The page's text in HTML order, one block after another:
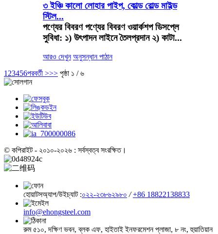
৩ ইঞ্চি কালো লোহার পাইপ, কোল্ড রোল্ড মাইল্ড
স্টিল...
পণ্যের বিবরণ পণ্যের বিবরণ ওয়ার্কশপ ডিসপ্লে
সুবিধা: ১) উৎপাদন লাইনে তৈলপ্রদান ২) কাটা...
আরও দেখুন অনুসন্ধান পাঠান
1 23456পরবর্তী >>> পৃষ্ঠা ১ / ৬
© কপিরাইট - ২০১০-২০২৬ : সর্বস্বত্ব সংরক্ষিত।
হোয়াটসঅ্যাপ/উইচ্যাট :০২২-২৩৮৬২৯৮০ / +86 18822138833
info@ehongsteel.com
রুম ৫১০, দক্ষিণ ভবন, ব্লক এফ, হাইতাই ইনফরমেশন প্লাজা, ৮ নং, হুয়াতিয়ান